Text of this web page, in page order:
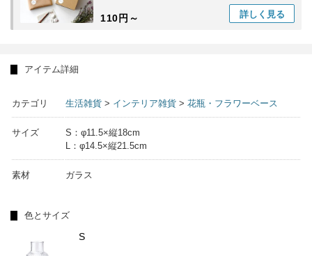
110円～ 詳しく 見る
アイテム詳細
カテゴリ 生活雑貨 > インテリア雑貨 > 花瓶・フラワーベース
サイズ
S：φ11.5×縦18cm
L：φ14.5×縦21.5cm
素材 ガラス
色とサイズ
S